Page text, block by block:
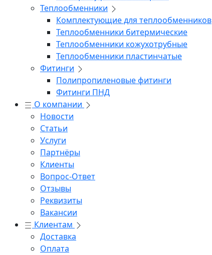
Теплообменники
Комплектующие для теплообменников
Теплообменники битермические
Теплообменники кожухотрубные
Теплообменники пластинчатые
Фитинги
Полипропиленовые фитинги
Фитинги ПНД
О компании
Новости
Статьи
Услуги
Партнёры
Клиенты
Вопрос-Ответ
Отзывы
Реквизиты
Вакансии
Клиентам
Доставка
Оплата